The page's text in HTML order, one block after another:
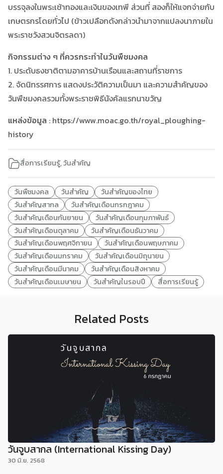
บรรจุลงในพระเช้าทองและเงินของเทพี ส่วนที่ สองก็ให้แจกจ่ายกับ
เกษตรกรโดยทั่วไป (ข้าวเปลือกดังกล่าวนำมาจากแปลงนาภายใน
พระราชวังสวนจิตรลดา)
กิจกรรมต่าง ๆ ที่ควรกระทำในวันพืชมงคล
1. ประดับธงชาติตามอาคารบ้านเรือนและสถานที่ราชการ
2. จัดนิทรรศการ แสดงประวัติความเป็นมา และความสำคัญของ
วันพืชมงคลรวมทั้งพระราชพิธีนังคัลแรกนาขวัญ
แหล่งข้อมูล : https://www.moac.go.th/royal_ploughing-
history
สื่อการเรียนรู้,วันสำคัญ
วันพืชมงคล วันสำคัญ
วันสำคัญของไทย
วันสำคัญสากล
วันสำคัญเดือนกรกฎาคม
วันสำคัญเดือนกันยายน
วันสำคัญเดือนกุมภาพันธ์
วันสำคัญเดือนตุลาคม
วันสำคัญเดือนธันวาคม
วันสำคัญเดือนพฤศจิกายน
วันสำคัญเดือนพฤษภาคม
วันสำคัญเดือนมกราคม
วันสำคัญเดือนมิถุนายน
วันสำคัญเดือนมีนาคม
วันสำคัญเดือนสิงหาคม
วันสำคัญเดือนเมษายน
วันสำคัญในรอบปี สื่อการเรียนรู้
Related Posts
วันจูบสากล (International Kissing Day)
30 มิ.ย. 2568